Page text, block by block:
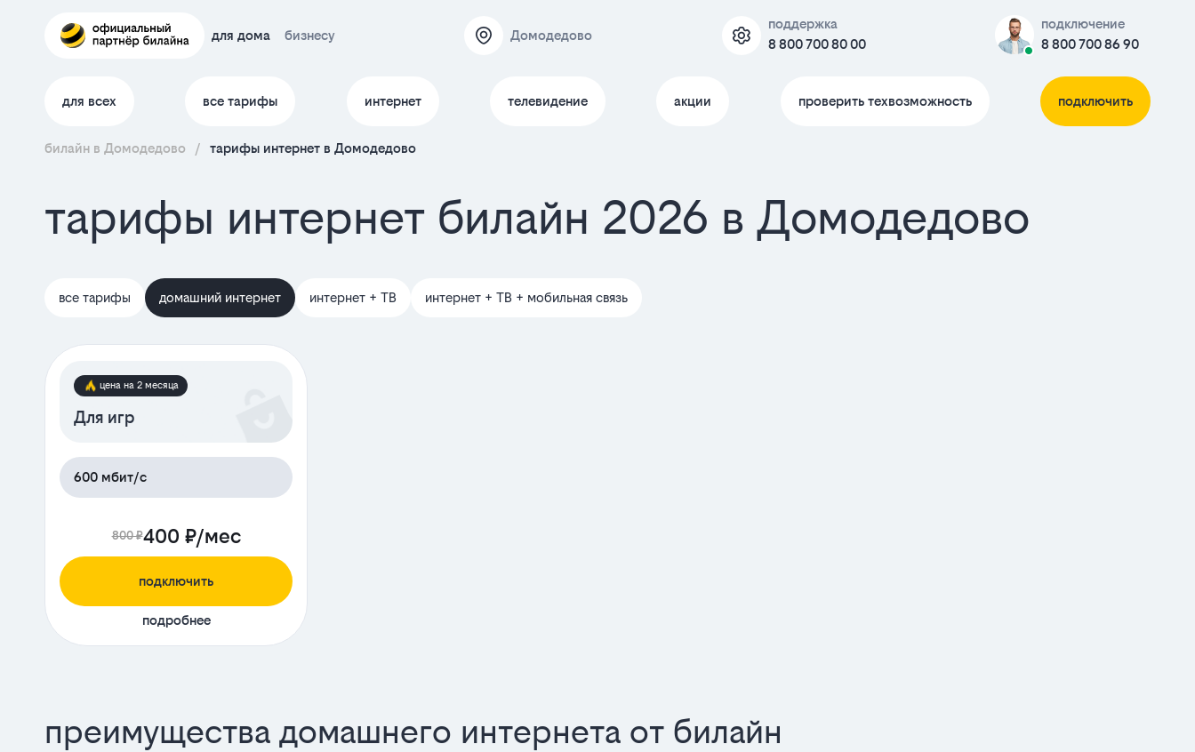
для дома бизнесу Домодедово
поддержка
8 800 700 80 00
подключение
8 800 700 86 90
для всех все тарифы интернет телевидение акции проверить техвозможность подключить
билайн в Домодедово / тарифы интернет в Домодедово
тарифы интернет билайн 2026 в Домодедово
все тарифы домашний интернет интернет + ТВ интернет + ТВ + мобильная связь
цена на 2 месяца
Для игр
600 мбит/с
800 ₽400 ₽/мес
подключить
подробнее
преимущества домашнего интернета от билайн